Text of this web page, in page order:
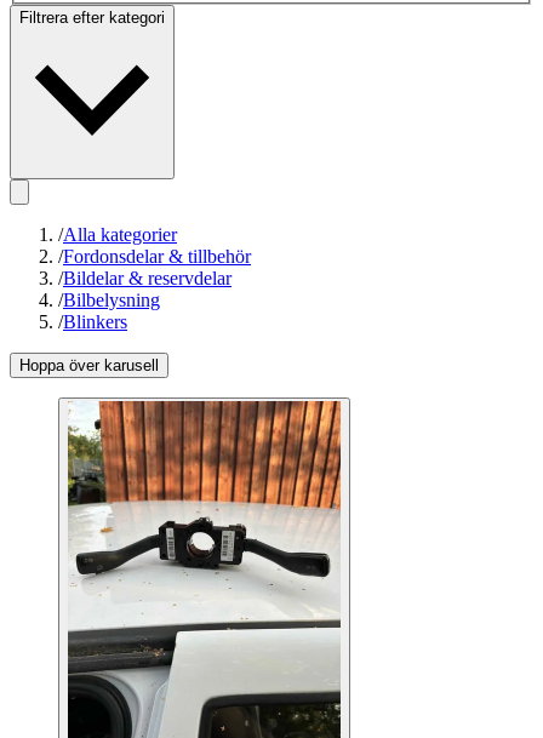
Filtrera efter kategori
/Alla kategorier
/Fordonsdelar & tillbehör
/Bildelar & reservdelar
/Bilbelysning
/Blinkers
Hoppa över karusell